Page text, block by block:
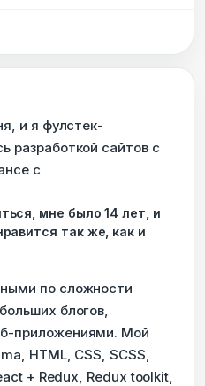
и я фулстек-
разработкой сайтов с
с
мне было 14 лет, и
так же, как и
по сложности
блогов,
приложениями. Мой
HTML, CSS, SCSS,
+ Redux, Redux toolkit,